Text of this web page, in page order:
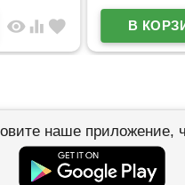
visibility equalizer favorite
наше приложение,